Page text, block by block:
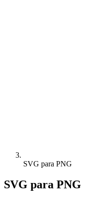
SVG para PNG
SVG para PNG